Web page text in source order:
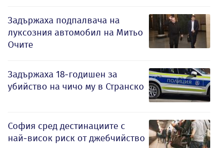
Задържаха подпалвача на
луксозния автомобил на Митьо
Очите
Задържаха 18-годишен за
убийство на чичо му в Странско
София сред дестинациите с
най-висок риск от джебчийство